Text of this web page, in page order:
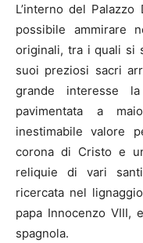
L’interno del
possibile ammirare
originali, tra i quali si
suoi preziosi sacri
grande interesse
pavimentata a
inestimabile valore
corona di Cristo e
reliquie di vari
ricercata nel
papa Innocenzo VIII,
spagnola.